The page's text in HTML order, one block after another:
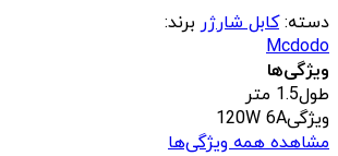
دسته:کابل شارژر برند:
Mcdodo
ویژگی‌ها
طول1.5 متر
ویژگی120W 6A
مشاهده همه ویژگی‌ها